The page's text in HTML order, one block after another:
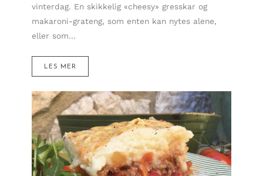
vinterdag. En skikkelig «cheesy» gresskar og
makaroni-grateng, som enten kan nytes alene,
eller som…
LES MER